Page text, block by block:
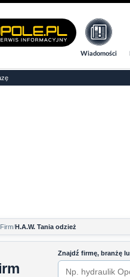
Wiadomości
H.A.W. Tania odzież
Znajdź firmę, branżę